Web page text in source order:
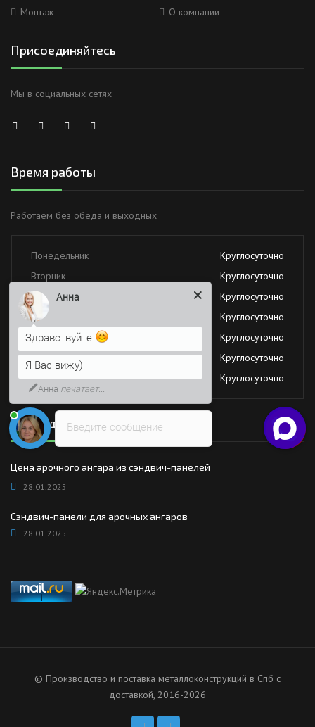
Монтаж О компании
Присоединяйтесь
Мы в социальных сетях
Время работы
Работаем без обеда и выходных
Понедельник
Круглосуточно
Вторник
Круглосуточно
Среда
Круглосуточно
Четверг
Круглосуточно
Пятница
Круглосуточно
Суббота
Круглосуточно
Воскресение
Круглосуточно
Последние новости
Цена арочного ангара из сэндвич-панелей
28.01.2025
Сэндвич-панели для арочных ангаров
28.01.2025
© Производство и поставка металлоконструкций в Спб с
доставкой, 2016-2026
Введите сообщение
Анна
Здравствуйте
Я Вас вижу)
Анна печатает...